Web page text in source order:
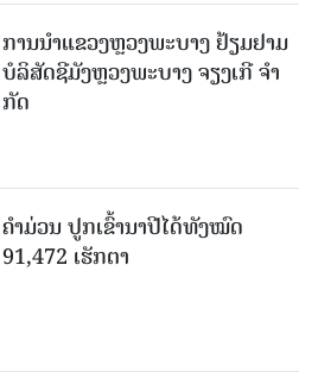
ການນຳແຂວງຫຼວງພະບາງ ຢ້ຽມ​ຢາມ
ບໍ​ລິ​ສັດຊີມັງຫຼວງພະບາງ ຈຽງເກີ ຈໍາ
ກັດ
ຄໍາມ່ວນ ປູກເຂົ້ານາປີໄດ້ທັງໝົດ
91,472 ເຮັກຕາ